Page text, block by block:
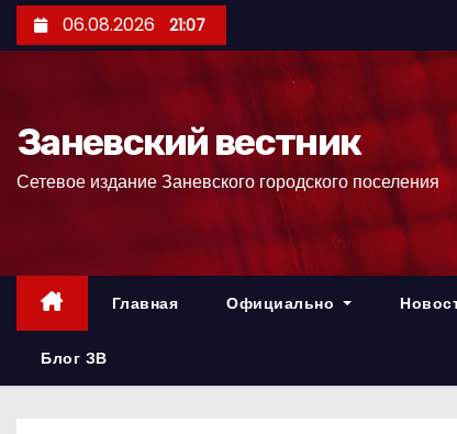
е
р
06.08.2026 21:07
Заневский вестник
Сетевое издание Заневского городского поселения
Главная Официально
Блог ЗВ